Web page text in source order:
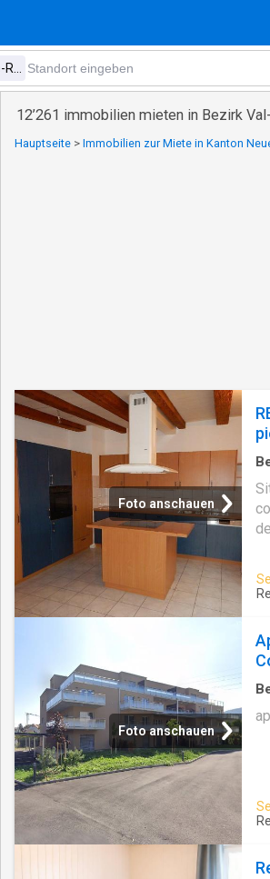
12’261 immobilien mieten in Bezirk
Hauptseite > Immobilien zur Miete in Kanton
Foto anschauen
Foto anschauen